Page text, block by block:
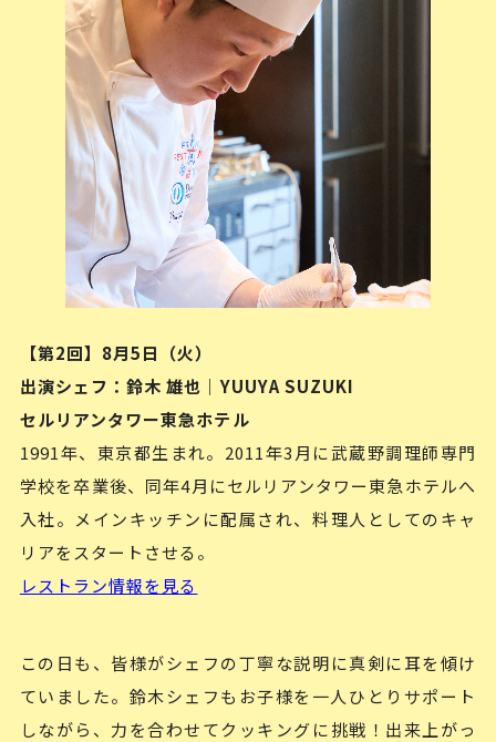
【第2回】8月5日（火）
出演シェフ：鈴木 雄也｜YUUYA SUZUKI
セルリアンタワー東急ホテル
1991年、東京都生まれ。2011年3月に武蔵野調理師専門
学校を卒業後、同年4月にセルリアンタワー東急ホテルへ
入社。メインキッチンに配属され、料理人としてのキャ
リアをスタートさせる。
レストラン情報を見る
この日も、皆様がシェフの丁寧な説明に真剣に耳を傾け
ていました。鈴木シェフもお子様を一人ひとりサポート
しながら、力を合わせてクッキングに挑戦！出来上がっ